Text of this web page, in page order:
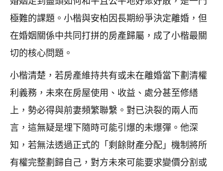
極難的課題。小楷與安柏因長期紛爭決定離婚，但
在婚姻關係中共同打拼的房產歸屬，成了小楷最關
切的核心問題。
小楷清楚，若房產維持共有或未在離婚當下劃清權
利義務，未來在房屋使用、收益、處分甚至修繕
上，勢必得與前妻頻繁聯繫。對已決裂的兩人而
言，這無疑是埋下隨時可能引爆的未爆彈。他深
知，若無法透過正式的「剩餘財產分配」機制將所
有權完整劃歸自己，對方未來可能要求變價分割或